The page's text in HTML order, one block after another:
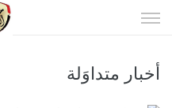
الى
أخبار متداوَلة